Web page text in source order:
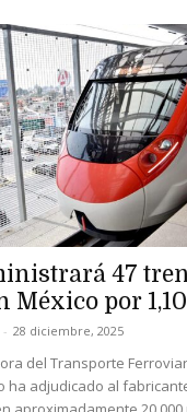
47
México por
- 28 diciembre, 2025
del Transporte
ha adjudicado al